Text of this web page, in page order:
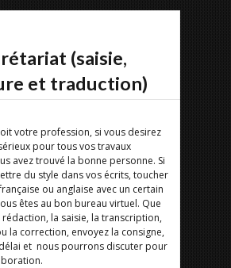
(saisie,
et traduction)
votre profession, si vous desirez
pour tous vos travaux
avez trouvé la bonne personne. Si
du style dans vos écrits, toucher
ou anglaise avec un certain
êtes au bon bureau virtuel. Que
la saisie, la transcription,
la correction, envoyez la consigne,
et nous pourrons discuter pour